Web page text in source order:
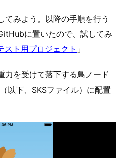
みよう。以降の手順を行う
に置いたので、試してみ
スト用プロジェクト 」
力を受けて落下する鳥ノード
以下、SKSファイル）に配置